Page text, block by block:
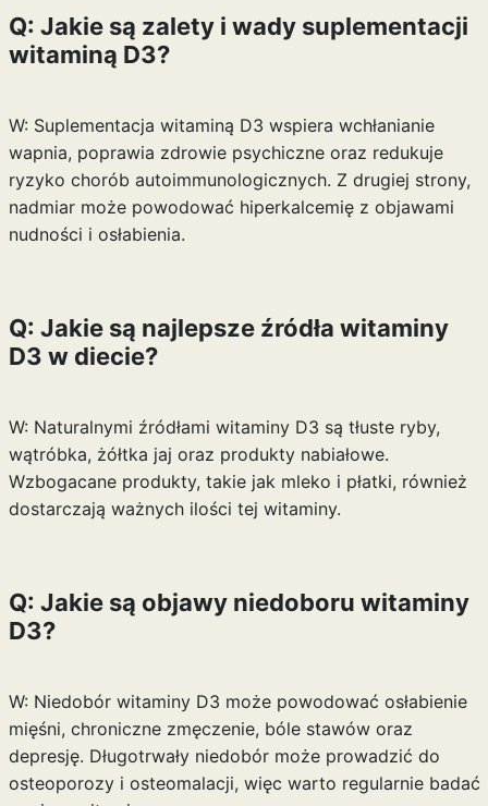
Q: Jakie są zalety i wady suplementacji
witaminą D3?
W: Suplementacja witaminą D3 wspiera wchłanianie
wapnia, poprawia zdrowie psychiczne oraz redukuje
ryzyko chorób autoimmunologicznych. Z drugiej strony,
nadmiar może powodować hiperkalcemię z objawami
nudności i osłabienia.
Q: Jakie są najlepsze źródła witaminy
D3 w diecie?
W: Naturalnymi źródłami witaminy D3 są tłuste ryby,
wątróbka, żółtka jaj oraz produkty nabiałowe.
Wzbogacane produkty, takie jak mleko i płatki, również
dostarczają ważnych ilości tej witaminy.
Q: Jakie są objawy niedoboru witaminy
D3?
W: Niedobór witaminy D3 może powodować osłabienie
mięśni, chroniczne zmęczenie, bóle stawów oraz
depresję. Długotrwały niedobór może prowadzić do
osteoporozy i osteomalacji, więc warto regularnie badać